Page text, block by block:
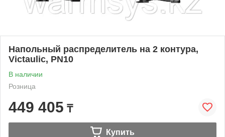
Напольный распределитель на 2 контура,
Victaulic, PN10
В наличии
Розница
449 405 ₸
Купить